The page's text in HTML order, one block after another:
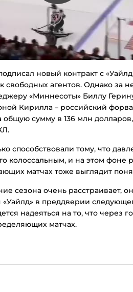
новый контракт с
агентов. Однако за
«Миннесоты» Биллу
Кирилла – российский
общую сумму в 136 млн
способствовали тому, что
колоссальным, и на этом фоне
матчах тоже выглядит
сезона очень расстраивает,
в преддверии
надеяться на то, что через
матчах.